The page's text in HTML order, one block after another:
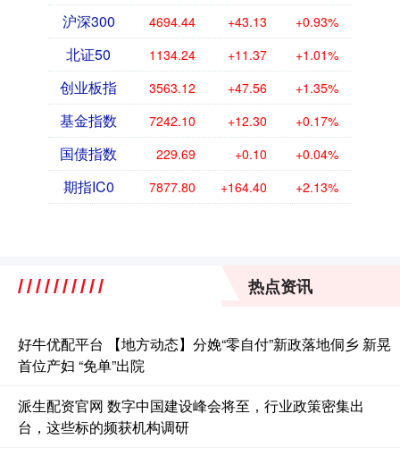
沪深300 4694.44 +43.13 +0.93%
北证50 1134.24 +11.37 +1.01%
创业板指 3563.12 +47.56 +1.35%
基金指数 7242.10 +12.30 +0.17%
国债指数 229.69 +0.10 +0.04%
期指IC0 7877.80 +164.40 +2.13%
热点资讯
好牛优配平台 【地方动态】分娩“零自付”新政落地侗乡 新晃
首位产妇 “免单”出院
派生配资官网 数字中国建设峰会将至，行业政策密集出
台，这些标的频获机构调研